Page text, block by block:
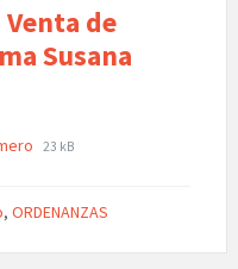
Venta de
Susana
23 kB
, ORDENANZAS